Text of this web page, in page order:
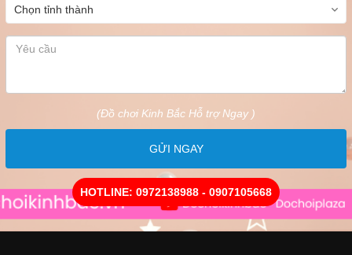
(Đồ chơi Kinh Bắc Hỗ trợ Ngay )
GỬI NGAY
HOTLINE: 0972138988 - 0907105668